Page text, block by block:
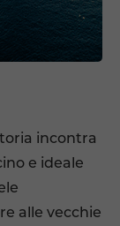
incontra
e ideale
alle vecchie